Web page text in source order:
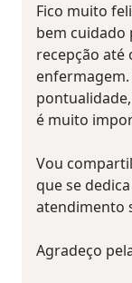
Fico muito
bem cuidado
recepção até
é muito
Vou
que se
atendimento
Agradeço